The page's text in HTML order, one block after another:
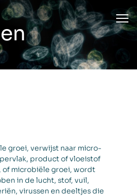
groei, verwijst naar micro-
product of vloeistof
microbiële groei, wordt
in de lucht, stof, vuil,
virussen en deeltjes die